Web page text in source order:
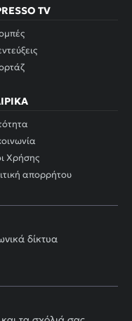
TV
Χρήσης
απορρήτου
δίκτυα